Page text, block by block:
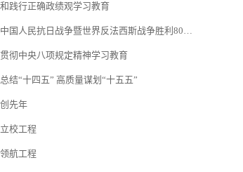
践行正确政绩观学习教育
纪念中国人民抗日战争暨世界反法西斯战争胜利80周年
彻中央八项规定精神学习教育
结“十四五” 高质量谋划“十五五”
先年
校工程
航工程